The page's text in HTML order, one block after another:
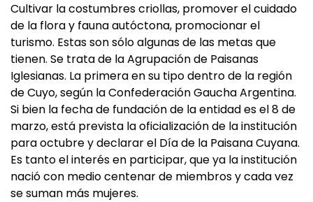
Cultivar la costumbres criollas, promover el cuidado
de la flora y fauna autóctona, promocionar el
turismo. Estas son sólo algunas de las metas que
tienen. Se trata de la Agrupación de Paisanas
Iglesianas. La primera en su tipo dentro de la región
de Cuyo, según la Confederación Gaucha Argentina.
Si bien la fecha de fundación de la entidad es el 8 de
marzo, está prevista la oficialización de la institución
para octubre y declarar el Día de la Paisana Cuyana.
Es tanto el interés en participar, que ya la institución
nació con medio centenar de miembros y cada vez
se suman más mujeres.